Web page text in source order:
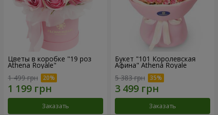
Цветы в коробке "19 роз
Athena Royale"
1 499 грн
Заказать
Букет "101 Королевская
Афина" Athena Royale
5 383 грн
Заказать